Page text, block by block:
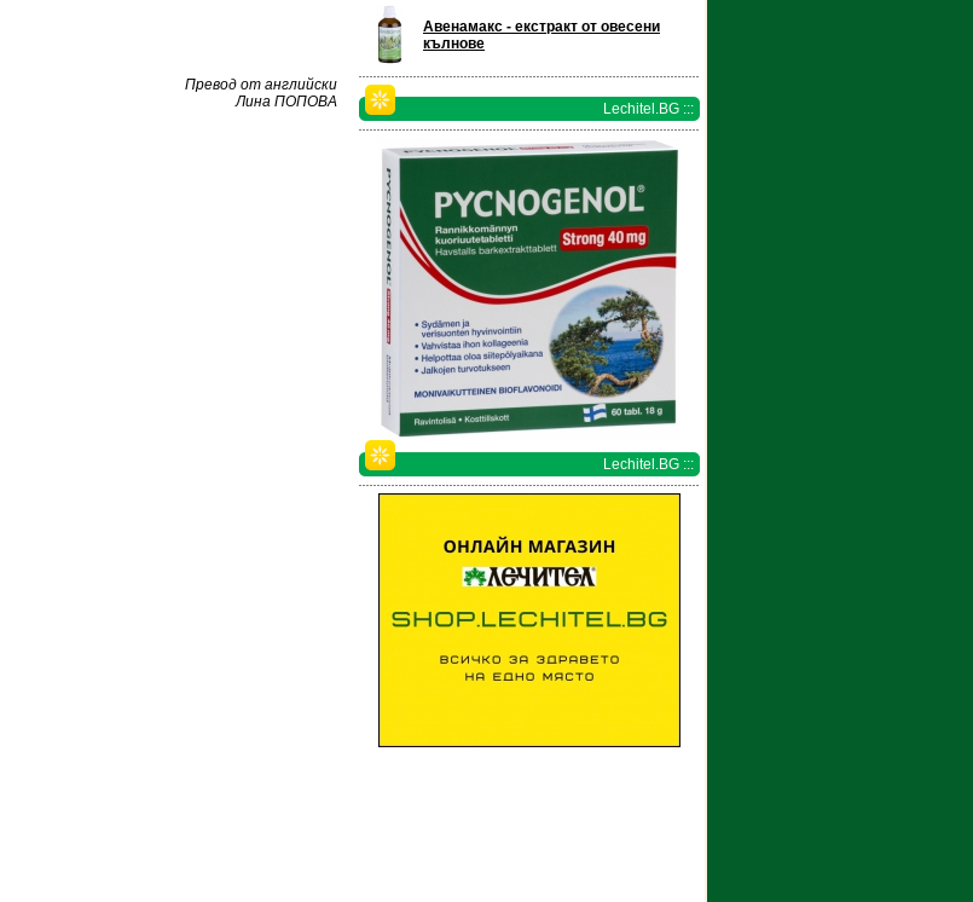
Превод от английски
Лина ПОПОВА
Авенамакс - екстракт от овесени
кълнове
Lechitel.BG :::
Lechitel.BG :::